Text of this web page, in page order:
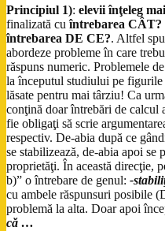
Principiul 1): elevii înţeleg
finalizată cuîntrebarea CÂT?
întrebarea DE CE?. Altfel
abordeze probleme în care
răspuns numeric. Problemele
la începutul studiului pe figurile
lăsate pentru mai târziu! Ca
conţină doar întrebări de calcul
fie obligaţi să scrie
respectiv. De-abia după ce
se stabilizează, de-abia apoi se
proprietăţi. În această direcţie,
b)” o întrebare de genul: -
cu ambele răspunsuri posibile
problemă la alta. Doar apoi
că …